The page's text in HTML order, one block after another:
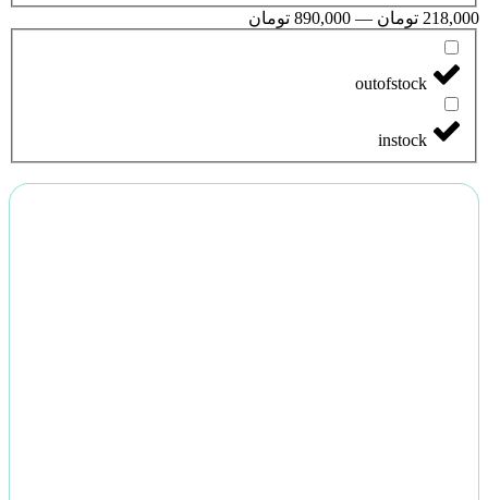
218,000 تومان —
890,000 تومان
outofstock
instock